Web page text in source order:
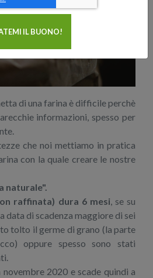
di una farina è difficile perchè
informazioni, spesso per
che noi mettiamo in pratica
con la quale creare le nostre
naturale".
raffinata) dura 6 mesi , se su
data di scadenza maggiore di sei
tolto il germe di grano (la parte
oppure spesso sono stati
2020 e scade quindi a